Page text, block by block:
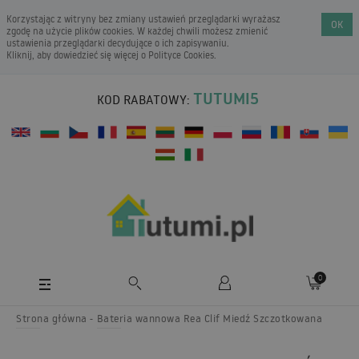
Korzystając z witryny bez zmiany ustawień przeglądarki wyrażasz
zgodę na użycie plików cookies. W każdej chwili możesz zmienić
ustawienia przeglądarki decydujące o ich zapisywaniu.
Kliknij, aby dowiedzieć się więcej o Polityce Cookies.
OK
KOD RABATOWY: TUTUMI5
0
Strona główna Bateria wannowa Rea Clif Miedź Szczotkowana